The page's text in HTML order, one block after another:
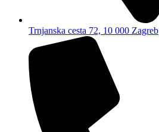
Trnjanska cesta 72, 10 000 Zagreb